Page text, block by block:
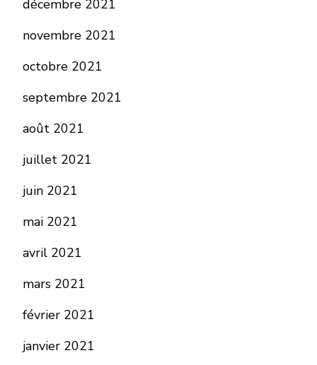
décembre 2021
novembre 2021
octobre 2021
septembre 2021
août 2021
juillet 2021
juin 2021
mai 2021
avril 2021
mars 2021
février 2021
janvier 2021